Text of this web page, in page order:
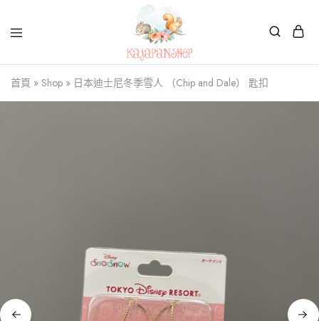
Kajapanshop
日
韓
百
首頁 » Shop » 日本迪士尼冬季雪人 （Chip and Dale） 匙扣